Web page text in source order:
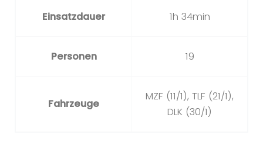
Einsatzdauer 1h 34min
Personen 19
Fahrzeuge
MZF (11/1), TLF (21/1),
DLK (30/1)